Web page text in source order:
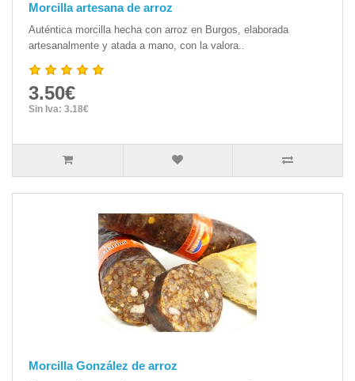
Morcilla artesana de arroz
Auténtica morcilla hecha con arroz en Burgos, elaborada
artesanalmente y atada a mano, con la valora..
3.50€
Sin Iva: 3.18€
Morcilla González de arroz